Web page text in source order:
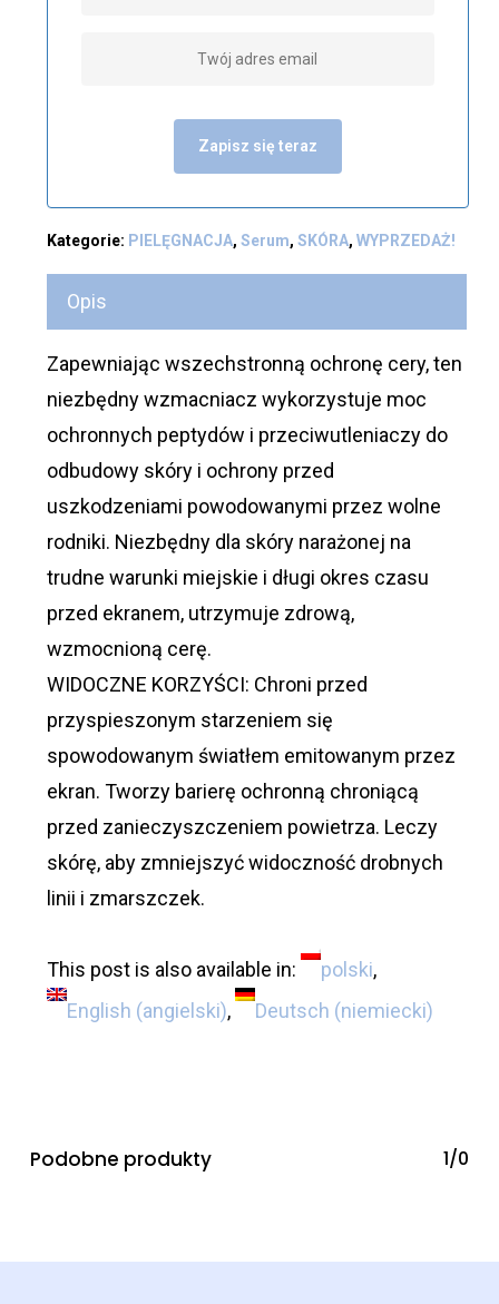
Zapisz się teraz
Kategorie: PIELĘGNACJA, Serum, SKÓRA, WYPRZEDAŻ!
Opis
Zapewniając wszechstronną ochronę cery, ten
niezbędny wzmacniacz wykorzystuje moc
ochronnych peptydów i przeciwutleniaczy do
odbudowy skóry i ochrony przed
uszkodzeniami powodowanymi przez wolne
rodniki. Niezbędny dla skóry narażonej na
trudne warunki miejskie i długi okres czasu
przed ekranem, utrzymuje zdrową,
wzmocnioną cerę.
WIDOCZNE KORZYŚCI: Chroni przed
przyspieszonym starzeniem się
spowodowanym światłem emitowanym przez
ekran. Tworzy barierę ochronną chroniącą
przed zanieczyszczeniem powietrza. Leczy
skórę, aby zmniejszyć widoczność drobnych
linii i zmarszczek.
This post is also available in:
polski
English (angielski) Deutsch (niemiecki)
Podobne produkty 1/0